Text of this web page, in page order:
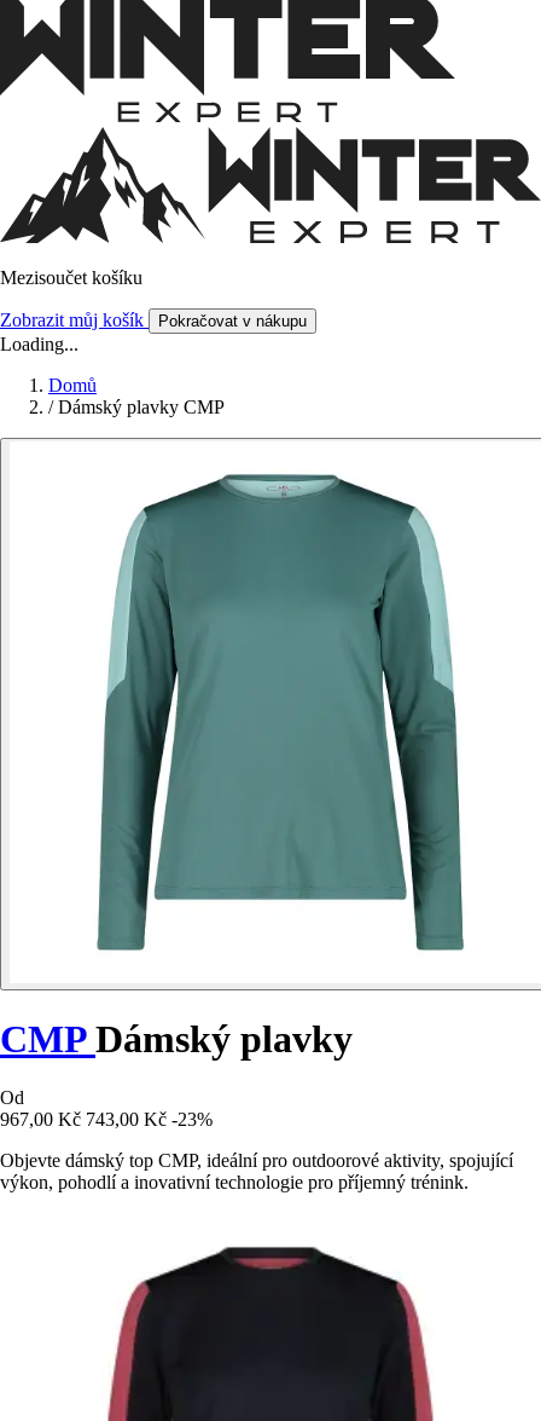
Mezisoučet košíku
Zobrazit můj košík Pokračovat v nákupu
Loading...
Domů
/ Dámský plavky CMP
CMPDámský plavky
Od
967,00 Kč 743,00 Kč -23%
Objevte dámský top CMP, ideální pro outdoorové aktivity, spojující
výkon, pohodlí a inovativní technologie pro příjemný trénink.